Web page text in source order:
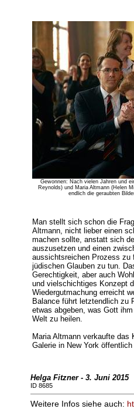
Gewonnen: Nach vielen Jahren und
Reynolds) und Maria Altmann (Helen
endlich die geraubten
Man stellt sich schon die
Altmann, nicht lieber einen
machen sollte, anstatt sich
auszusetzen und einen
aussichtsreichen Prozess zu
jüdischen Glauben zu tun.
Gerechtigkeit, aber auch
und vielschichtiges Konzept
Wiedergutmachung erreicht
Balance führt letztendlich zu
etwas abgeben, was Gott
Welt zu heilen.
Maria Altmann verkaufte das
Galerie in New York
Helga Fitzner - 3. Juni 2015
ID 8685
Weitere Infos siehe auch: